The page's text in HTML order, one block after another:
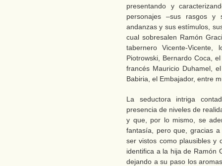
presentando y
personajes –sus rasgos y
andanzas y sus estímulos,
cual sobresalen Ramón
tabernero Vicente-
Piotrowski, Bernardo Coca,
francés Mauricio Duhamel,
Babiria, el Embajador, entre
La seductora intriga
presencia de niveles de
y que, por lo mismo, se
fantasía, pero que, gracias
ser vistos como plausibles y
identifica a la hija de Ramón
dejando a su paso los